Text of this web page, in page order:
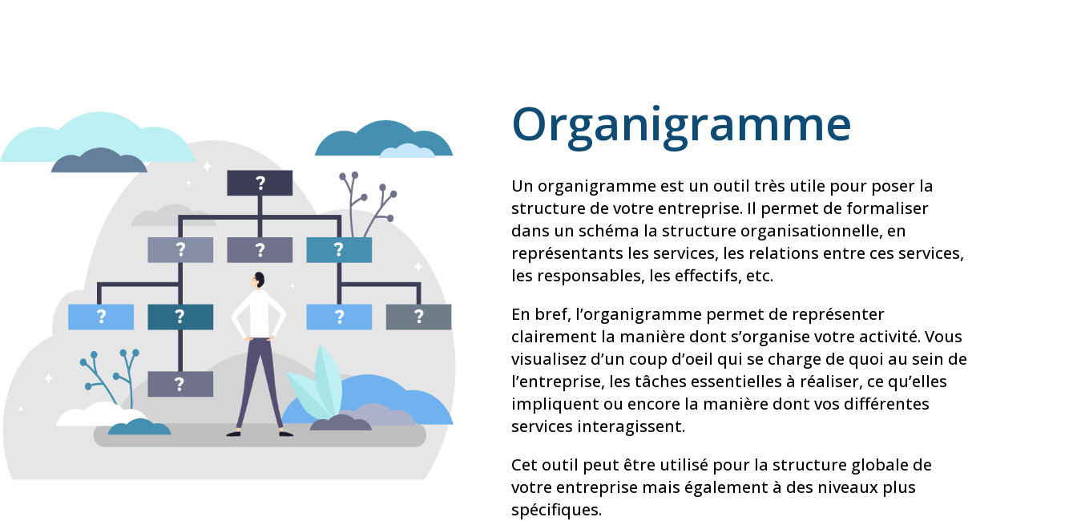
Organigramme
Un organigramme est un outil très utile pour poser la
structure de votre entreprise. Il permet de formaliser
dans un schéma la structure organisationnelle, en
représentants les services, les relations entre ces services,
les responsables, les effectifs, etc.
En bref, l’organigramme permet de représenter
clairement la manière dont s’organise votre activité. Vous
visualisez d’un coup d’oeil qui se charge de quoi au sein de
l’entreprise, les tâches essentielles à réaliser, ce qu’elles
impliquent ou encore la manière dont vos différentes
services interagissent.
Cet outil peut être utilisé pour la structure globale de
votre entreprise mais également à des niveaux plus
spécifiques.